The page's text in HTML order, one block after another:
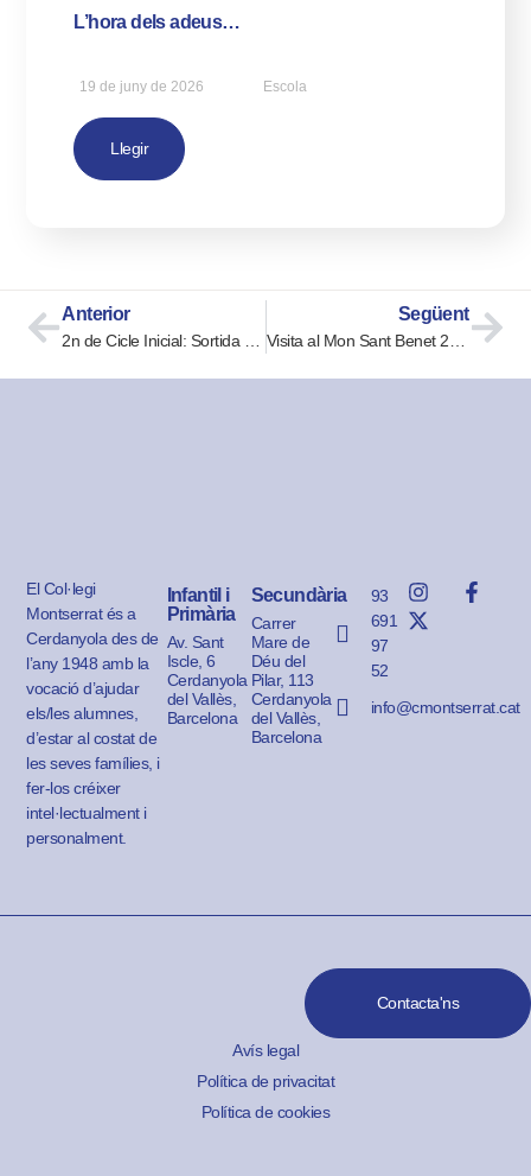
L’hora dels adeus…
19 de juny de 2026 Escola
Llegir
Anterior
2n de Cicle Inicial: Sortida a l’Auditori de Barcelona.
Següent
Visita al Mon Sant Benet 2n ESO
El Col·legi
Montserrat és a
Cerdanyola des de
l’any 1948 amb la
vocació d’ajudar
els/les alumnes,
d’estar al costat de
les seves famílies, i
fer-los créixer
intel·lectualment i
personalment.
Infantil i
Primària
Av. Sant
Iscle, 6
Cerdanyola
del Vallès,
Barcelona
Secundària
Carrer
Mare de
Déu del
Pilar, 113
Cerdanyola
del Vallès,
Barcelona
93
691
97
52
info@cmontserrat.cat
Contacta'ns
Avís legal
Política de privacitat
Política de cookies